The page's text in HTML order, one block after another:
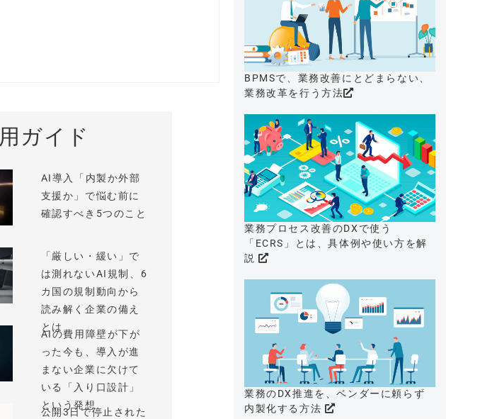
ガイド
AI導入「内製か外部
支援か」で悩む前に
確認すべき5つのこと
「厳しい・緩い」で
は測れないAI規制、6
カ国の規制動向から
読み解く企業の備え
とは
AIの費用障壁が下が
った今も、導入が進
まない企業に欠けて
いる「入り口設計」
という発想
公開3日で停止された
BPMSで、業務改善にとどまらない、
業務改革を行う方法
業務プロセス改善のDXで使う
「ECRS」とは、具体例や使い方を解
説
業務のDX推進を、ベンダーに頼らず
内製化する方法